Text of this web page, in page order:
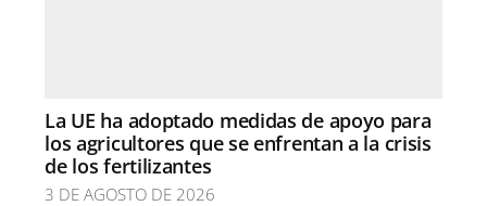
La UE ha adoptado medidas de apoyo para
los agricultores que se enfrentan a la crisis
de los fertilizantes
3 DE AGOSTO DE 2026